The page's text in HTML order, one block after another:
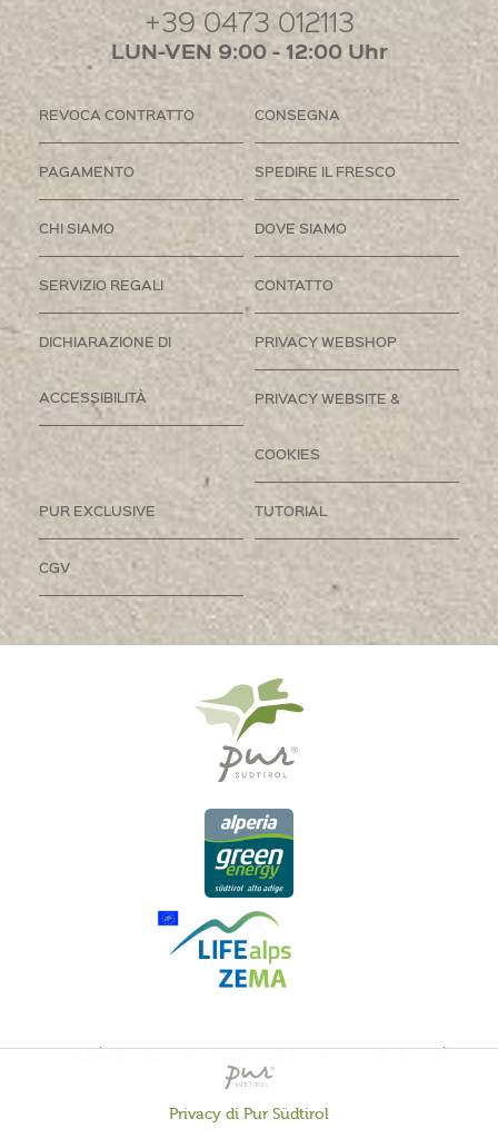
+39 0473 012113
LUN-VEN 9:00 - 12:00 Uhr
REVOCA CONTRATTO CONSEGNA
PAGAMENTO SPEDIRE IL FRESCO
CHI SIAMO DOVE SIAMO
SERVIZIO REGALI CONTATTO
DICHIARAZIONE DI
ACCESSIBILITÀ
PRIVACY WEBSHOP
PRIVACY WEBSITE &
COOKIES
PUR EXCLUSIVE TUTORIAL
CGV
QUALITÀ DELL'ALTO ADIGE - ORIGINE ALTOATESINA E QUALITÁ
CONTROLLATA
Privacy di Pur Südtirol